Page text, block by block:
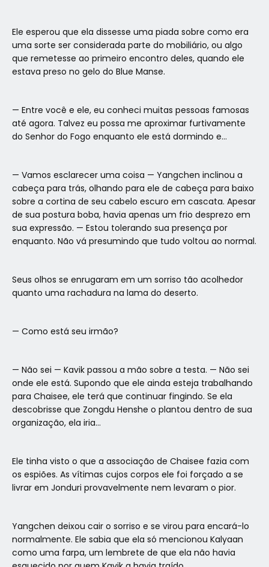
Ele esperou que ela dissesse uma piada sobre como era
uma sorte ser considerada parte do mobiliário, ou algo
que remetesse ao primeiro encontro deles, quando ele
estava preso no gelo do Blue Manse.
— Entre você e ele, eu conheci muitas pessoas famosas
até agora. Talvez eu possa me aproximar furtivamente
do Senhor do Fogo enquanto ele está dormindo e…
— Vamos esclarecer uma coisa — Yangchen inclinou a
cabeça para trás, olhando para ele de cabeça para baixo
sobre a cortina de seu cabelo escuro em cascata. Apesar
de sua postura boba, havia apenas um frio desprezo em
sua expressão. — Estou tolerando sua presença por
enquanto. Não vá presumindo que tudo voltou ao normal.
Seus olhos se enrugaram em um sorriso tão acolhedor
quanto uma rachadura na lama do deserto.
— Como está seu irmão?
— Não sei — Kavik passou a mão sobre a testa. — Não sei
onde ele está. Supondo que ele ainda esteja trabalhando
para Chaisee, ele terá que continuar fingindo. Se ela
descobrisse que Zongdu Henshe o plantou dentro de sua
organização, ela iria…
Ele tinha visto o que a associação de Chaisee fazia com
os espiões. As vítimas cujos corpos ele foi forçado a se
livrar em Jonduri provavelmente nem levaram o pior.
Yangchen deixou cair o sorriso e se virou para encará-lo
normalmente. Ele sabia que ela só mencionou Kalyaan
como uma farpa, um lembrete de que ela não havia